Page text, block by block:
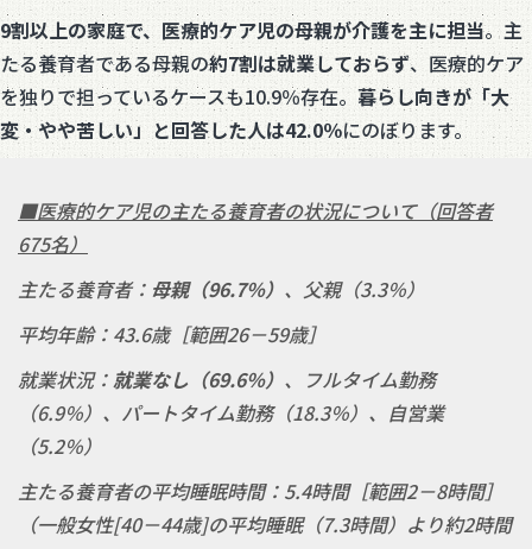
9割以上の家庭で、医療的ケア児の母親が介護を主に担当。主
たる養育者である母親の約7割は就業しておらず、医療的ケア
を独りで担っているケースも10.9％存在。 暮らし向きが「大
変・やや苦しい」と回答した人は42.0％にのぼります。
■医療的ケア児の主たる養育者の状況について（回答者
675名）
主たる養育者： 母親（96.7％） 、父親（3.3％）
平均年齢：43.6歳［範囲26－59歳］
就業状況：就業なし（69.6％） 、フルタイム勤務
（6.9％）、パートタイム勤務（18.3％）、自営業
（5.2％）
主たる養育者の平均睡眠時間：5.4時間［範囲2－8時間］
（一般女性[40－44歳]の平均睡眠（7.3時間）より約2時間